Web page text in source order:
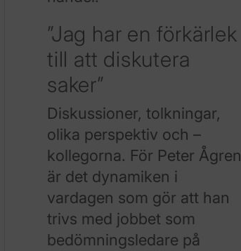
”Jag har en förkärlek
till att diskutera
saker”
Diskussioner, tolkningar,
olika perspektiv och –
kollegorna. För Peter Ågren
är det dynamiken i
vardagen som gör att han
trivs med jobbet som
bedömningsledare på